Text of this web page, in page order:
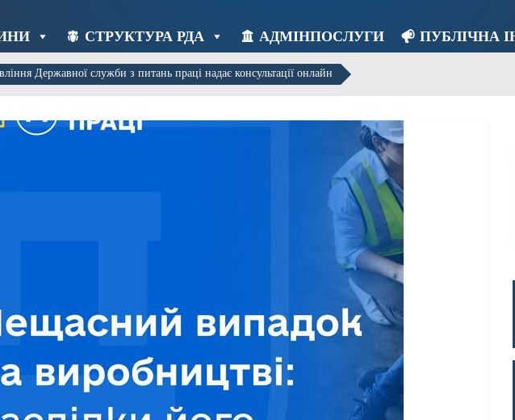
СТРУКТУРА РДА АДМІНПОСЛУГИ ПУБЛІЧНА
Державної служби з питань праці надає консультації онлайн